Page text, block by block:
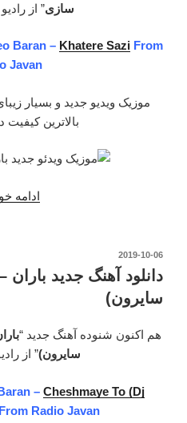
سازی” از
Baran – Khatere Sazi From
Javan
موزیک ویدیو جدید و بسیار
بالاترین کیفیت
ادامه
نوشته‌شده
2019-10-06
دانلود آهنگ جدید
سایرون)
هم اکنون شنوده آهنگ جدید “
سایرون)” از
– Cheshmaye To (Dj
From Radio Javan